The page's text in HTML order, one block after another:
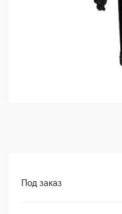
Под заказ